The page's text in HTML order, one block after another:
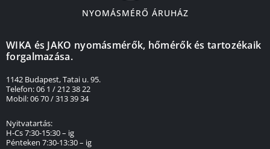
NYOMÁSMÉRŐ ÁRUHÁZ
WIKA és JAKO nyomásmérők, hőmérők és tartozékaik
forgalmazása.
1142 Budapest, Tatai u. 95.
Telefon: 06 1 / 212 38 22
Mobil: 06 70 / 313 39 34
Nyitvatartás:
H-Cs 7:30-15:30 – ig
Pénteken 7:30-13:30 – ig